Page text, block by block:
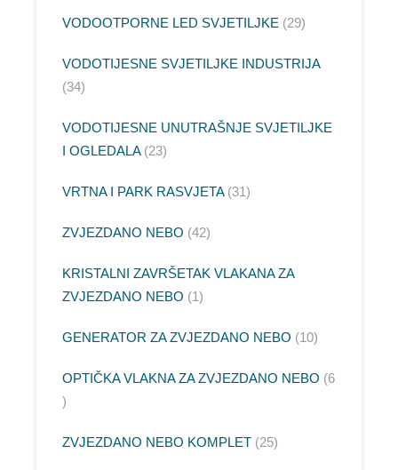
VODOOTPORNE LED SVJETILJKE 29
VODOTIJESNE SVJETILJKE INDUSTRIJA
34
VODOTIJESNE UNUTRAŠNJE SVJETILJKE
I OGLEDALA 23
VRTNA I PARK RASVJETA 31
ZVJEZDANO NEBO 42
KRISTALNI ZAVRŠETAK VLAKANA ZA
ZVJEZDANO NEBO
1
GENERATOR ZA ZVJEZDANO NEBO 10
OPTIČKA VLAKNA ZA ZVJEZDANO NEBO 6
ZVJEZDANO NEBO KOMPLET 25